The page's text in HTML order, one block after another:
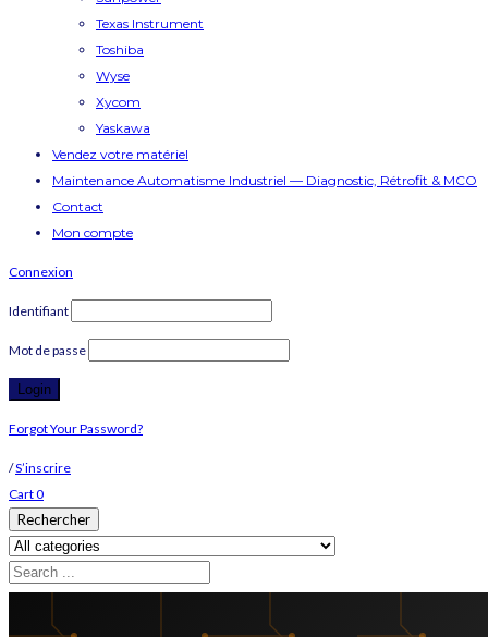
Texas Instrument
Toshiba
Wyse
Xycom
Yaskawa
Vendez votre matériel
Maintenance Automatisme Industriel — Diagnostic, Rétrofit & MCO
Contact
Mon compte
Connexion
Identifiant
Mot de passe
Forgot Your Password?
/S’inscrire
Cart0
Rechercher